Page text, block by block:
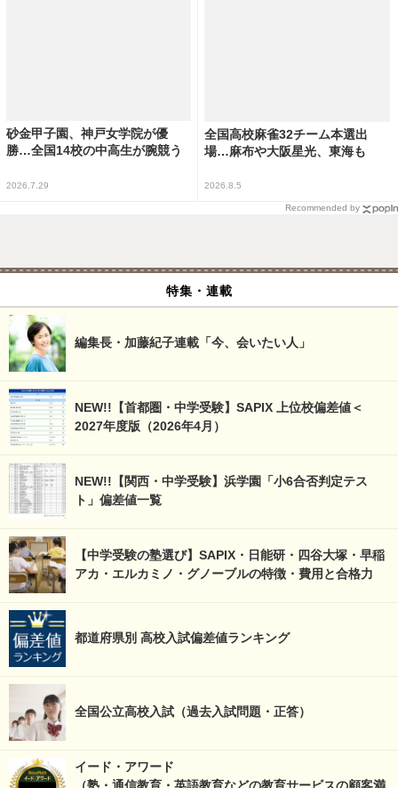
砂金甲子園、神戸女学院が優
勝…全国14校の中高生が腕競う
2026.7.29
全国高校麻雀32チーム本選出
場…麻布や大阪星光、東海も
2026.8.5
Recommended by
特集・連載
編集長・加藤紀子連載「今、会いたい人」
NEW!!【首都圏・中学受験】SAPIX 上位校偏差値＜
2027年度版（2026年4月）
NEW!!【関西・中学受験】浜学園「小6合否判定テス
ト」偏差値一覧
【中学受験の塾選び】SAPIX・日能研・四谷大塚・早稲
アカ・エルカミノ・グノーブルの特徴・費用と合格力
都道府県別 高校入試偏差値ランキング
全国公立高校入試（過去入試問題・正答）
イード・アワード